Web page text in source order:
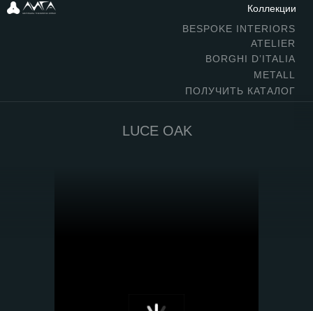
Коллекции
ATELIER
BESPOKE INTERIORS
BORGHI D’ITALIA
METALL
ПОЛУЧИТЬ КАТАЛОГ
LUCE OAK